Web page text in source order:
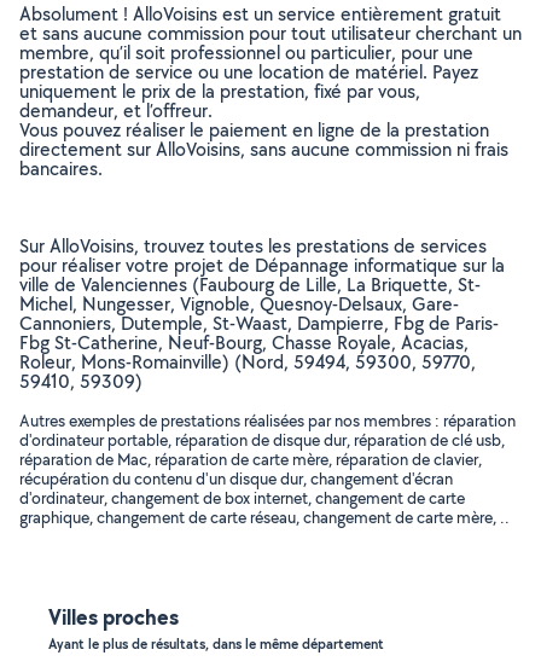
Absolument ! AlloVoisins est un service entièrement gratuit
et sans aucune commission pour tout utilisateur cherchant un
membre, qu’il soit professionnel ou particulier, pour une
prestation de service ou une location de matériel. Payez
uniquement le prix de la prestation, fixé par vous,
demandeur, et l’offreur.
Vous pouvez réaliser le paiement en ligne de la prestation
directement sur AlloVoisins, sans aucune commission ni frais
bancaires.
Sur AlloVoisins, trouvez toutes les prestations de services
pour réaliser votre projet de Dépannage informatique sur la
ville de Valenciennes (Faubourg de Lille, La Briquette, St-
Michel, Nungesser, Vignoble, Quesnoy-Delsaux, Gare-
Cannoniers, Dutemple, St-Waast, Dampierre, Fbg de Paris-
Fbg St-Catherine, Neuf-Bourg, Chasse Royale, Acacias,
Roleur, Mons-Romainville) (Nord, 59494, 59300, 59770,
59410, 59309)
Autres exemples de prestations réalisées par nos membres : réparation
d'ordinateur portable, réparation de disque dur, réparation de clé usb,
réparation de Mac, réparation de carte mère, réparation de clavier,
récupération du contenu d'un disque dur, changement d'écran
d'ordinateur, changement de box internet, changement de carte
graphique, changement de carte réseau, changement de carte mère, ..
Villes proches
Ayant le plus de résultats, dans le même département